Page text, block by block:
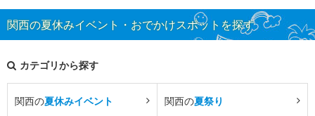
関西の夏休みイベント・おでかけスポットを探す
カテゴリから探す
関西の夏休みイベント 関西の夏祭り